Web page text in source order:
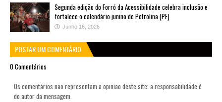
Segunda edição do Forró da Acessibilidade celebra inclusão e
fortalece o calendário junino de Petrolina (PE)
Junho 16, 2026
POSTAR UM COMENTÁRIO
0 Comentários
Os comentários não representam a opinião deste site; a responsabilidade é
do autor da mensagem.